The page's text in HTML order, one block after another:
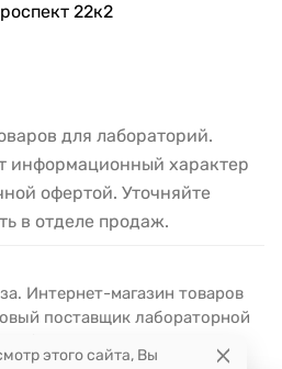
22к2
для лабораторий.
информационный характер
офертой. Уточняйте
в отделе продаж.
Интернет-магазин товаров
поставщик лабораторной
этого сайта, Вы